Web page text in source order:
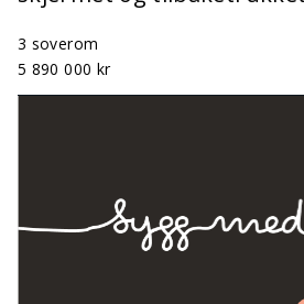
3 soverom
5 890 000 kr